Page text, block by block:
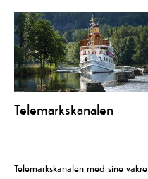
Telemarkskanalen
Telemarkskanalen med sine vakre